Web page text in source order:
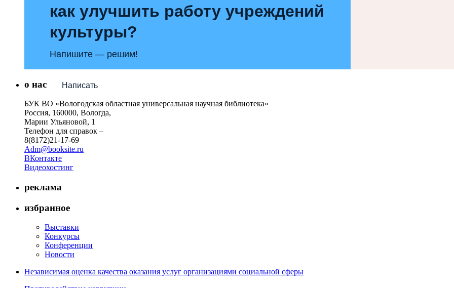
как улучшить работу учреждений
культуры?
Напишите — решим!
Написать
о нас
БУК ВО «Вологодская областная универсальная научная библиотека»
Россия, 160000, Вологда,
Марии Ульяновой, 1
Телефон для справок –
8(8172)21-17-69
Adm@booksite.ru
ВКонтакте
Видеохостинг
реклама
избранное
Выставки
Конкурсы
Конференции
Новости
Независимая оценка качества оказания услуг организациями социальной сферы